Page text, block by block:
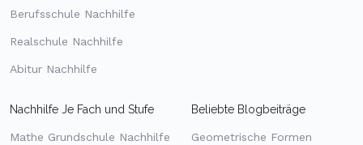
Berufsschule Nachhilfe
Realschule Nachhilfe
Abitur Nachhilfe
Nachhilfe Je Fach und Stufe
Mathe Grundschule Nachhilfe
Beliebte Blogbeiträge
Geometrische Formen